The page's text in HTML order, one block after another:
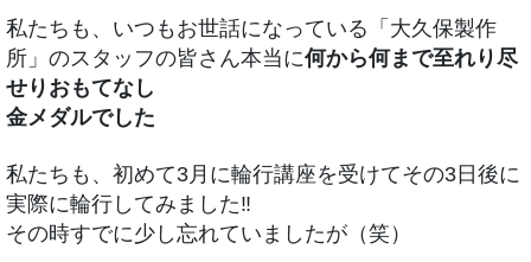
私たちも、いつもお世話になっている「大久保製作
所」のスタッフの皆さん本当に何から何まで至れり尽
せりおもてなし
金メダルでした
私たちも、初めて3月に輪行講座を受けてその3日後に
実際に輪行してみました‼
その時すでに少し忘れていましたが（笑）